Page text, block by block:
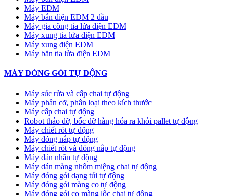
Máy EDM
Máy bắn điện EDM 2 đầu
Máy gia công tia lửa điện EDM
Máy xung tia lửa điện EDM
Máy xung điện EDM
Máy bắn tia lửa điện EDM
MÁY ĐÓNG GÓI TỰ ĐỘNG
Máy súc rửa và cấp chai tự động
Máy phân cỡ, phân loại theo kích thước
Máy cấp chai tự động
Robot tháo dỡ, bốc dỡ hàng hóa ra khỏi pallet tự động
Máy chiết rót tự động
Máy đóng nắp tự động
Máy chiết rót và đóng nắp tự động
Máy dán nhãn tự động
Máy dán màng nhôm miệng chai tự động
Máy đóng gói dạng túi tự động
Máy đóng gói màng co tự động
Máy đóng gói co màng lốc chai tự động